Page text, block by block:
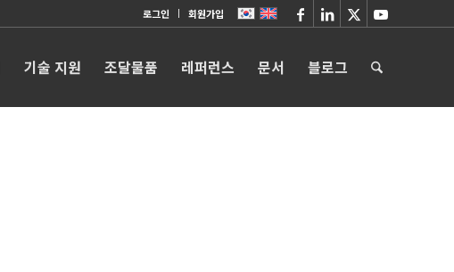
로그인 회원가입
기술 지원 조달물품 레퍼런스 문서 블로그